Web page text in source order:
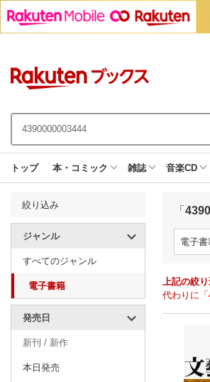
トップ 本・コミック 雑誌 音楽CD
絞り込み
ジャンル
すべてのジャンル
電子書籍
発売日
新刊 / 新作
本日発売
「
電子書
上記の絞
代わりに